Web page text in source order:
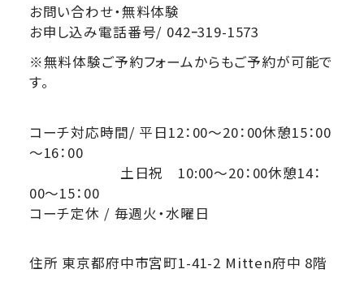
お問い合わせ・無料体験
お申し込み電話番号/ 042ｰ319-1573
※無料体験ご予約フォームからもご予約が可能で
す。
コーチ対応時間/ 平日12：00～20：00休憩15：00
～16：00
土日祝 10:00～20：00休憩14：
00～15：00
コーチ定休 / 毎週火・水曜日
住所 東京都府中市宮町1-41-2 Mitten府中 8階